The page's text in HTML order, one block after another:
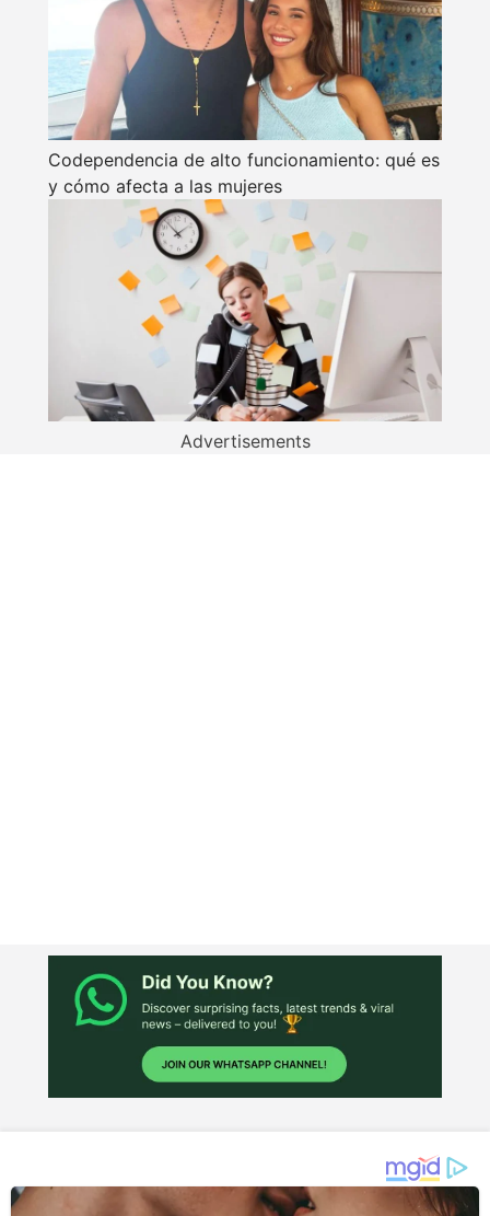
Codependencia de alto funcionamiento: qué es
y cómo afecta a las mujeres
Advertisements